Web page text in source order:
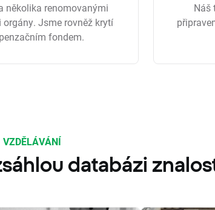
několika renomovanými
Jsme rovněž krytí
fondem.
Náš
VZDĚLÁVÁNÍ
databázi